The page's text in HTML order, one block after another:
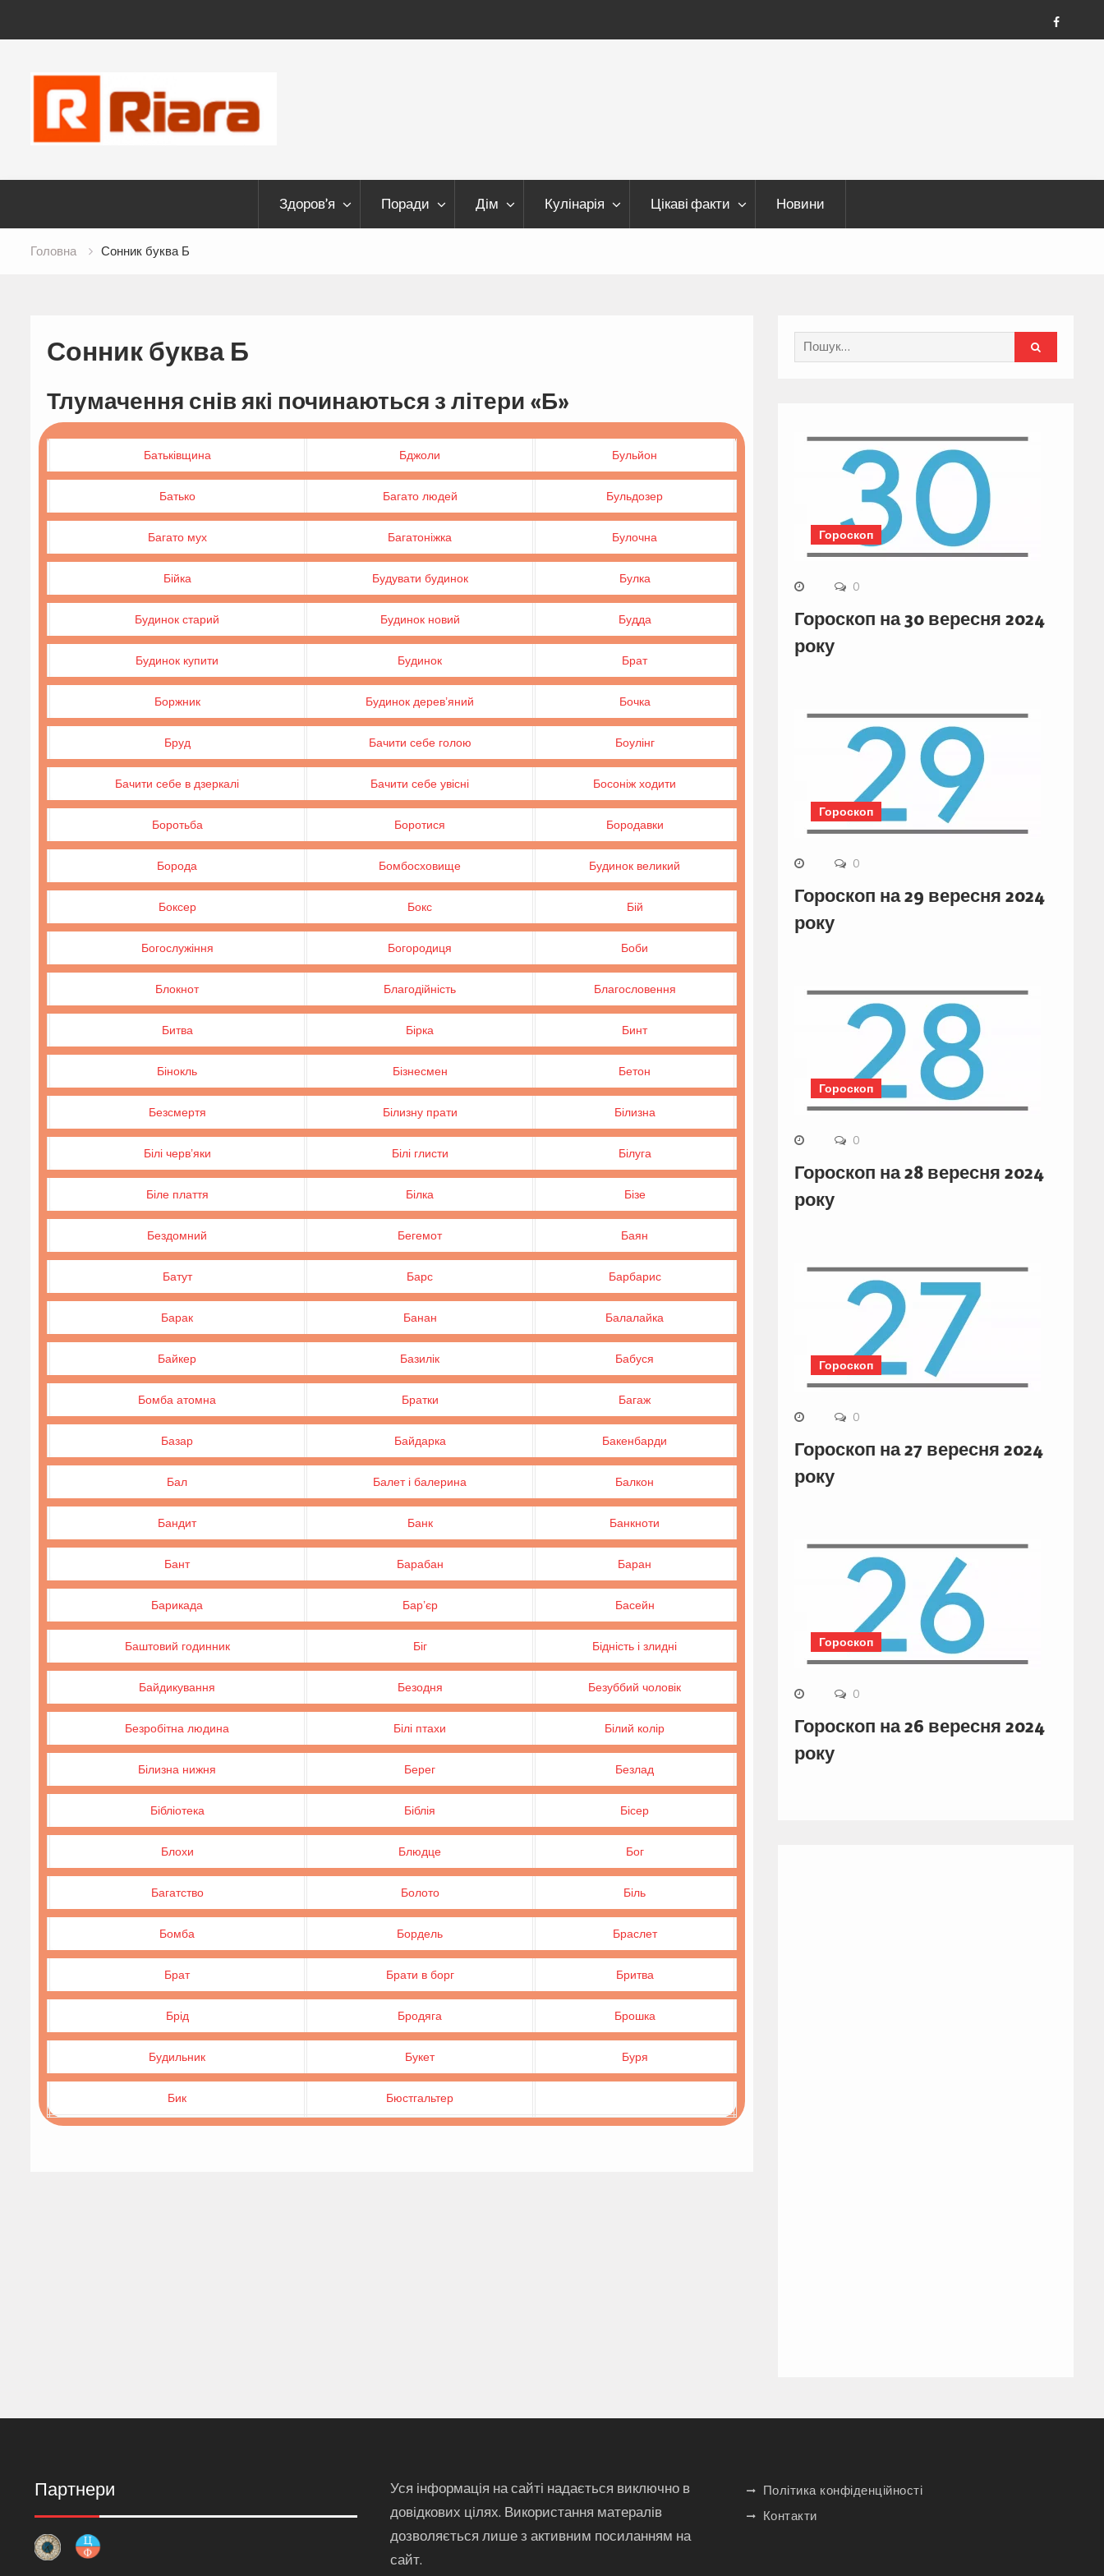
FB
content
Здоров’я Поради Дім Кулінарія Цікаві факти Новини
Головна Сонник буква Б
Сонник буква Б
Тлумачення снів які починаються з літери «Б»
Батьківщина Бджоли Бульйон
Батько Багато людей Бульдозер
Багато мух Багатоніжка Булочна
Бійка Будувати будинок Булка
Будинок старий Будинок новий Будда
Будинок купити Будинок Брат
Боржник Будинок дерев’яний Бочка
Бруд Бачити себе голою Боулінг
Бачити себе в дзеркалі Бачити себе увісні Босоніж ходити
Боротьба Боротися Бородавки
Борода Бомбосховище Будинок великий
Боксер Бокс Бій
Богослужіння Богородиця Боби
Блокнот Благодійність Благословення
Битва Бірка Бинт
Бінокль Бізнесмен Бетон
Безсмертя Білизну прати Білизна
Білі черв’яки Білі глисти Білуга
Біле плаття Білка Бізе
Бездомний Бегемот Баян
Батут Барс Барбарис
Барак Банан Балалайка
Байкер Базилік Бабуся
Бомба атомна Братки Багаж
Базар Байдарка Бакенбарди
Бал Балет і балерина Балкон
Бандит Банк Банкноти
Бант Барабан Баран
Барикада Бар’єр Басейн
Баштовий годинник Біг Бідність і злидні
Байдикування Безодня Безуббий чоловік
Безробітна людина Білі птахи Білий колір
Білизна нижня Берег Безлад
Бібліотека Біблія Бісер
Блохи Блюдце Бог
Багатство Болото Біль
Бомба Бордель Браслет
Брат Брати в борг Бритва
Брід Бродяга Брошка
Будильник Букет Буря
Бик Бюстгальтер
Search
for:
Гороскоп
0
Гороскоп на 30 вересня 2024
року
Гороскоп
0
Гороскоп на 29 вересня 2024
року
Гороскоп
0
Гороскоп на 28 вересня 2024
року
Гороскоп
0
Гороскоп на 27 вересня 2024
року
Гороскоп
0
Гороскоп на 26 вересня 2024
року
Партнери
Уся інформація на сайті надається виключно в
довідкових цілях. Використання матералів
дозволяється лише з активним посиланням на
сайт.
Політика конфіденційності
Контакти